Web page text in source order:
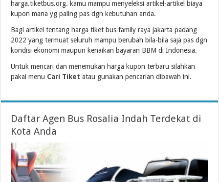
harga.tiketbus.org. kamu mampu menyeleksi artikel-artikel biaya
kupon mana yg paling pas dgn kebutuhan anda.
Bagi artikel tentang harga tiket bus family raya jakarta padang
2022 yang termuat seluruh mampu berubah bila-bila saja pas dgn
kondisi ekonomi maupun kenaikan bayaran BBM di Indonesia.
Untuk mencari dan menemukan harga kupon terbaru silahkan
pakai menu Cari Tiket atau gunakan pencarian dibawah ini.
Daftar Agen Bus Rosalia Indah Terdekat di
Kota Anda